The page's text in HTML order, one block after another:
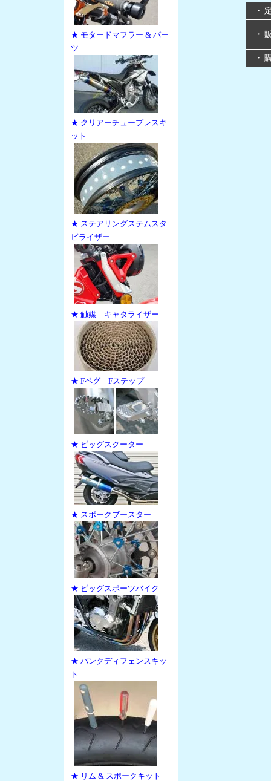
★ モタードマフラー & パー
ツ
★ クリアーチューブレスキ
ット
★ ステアリングステムスタ
ビライザー
★ 触媒 キャタライザー
★ Fペグ Fステップ
★ ビッグスクーター
★ スポークブースター
★ ビッグスポーツバイク
★ パンクディフェンスキッ
ト
★ リム & スポークキット
・
・
・